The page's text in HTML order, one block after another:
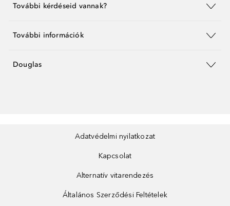
További kérdéseid vannak?
További információk
Douglas
Adatvédelmi nyilatkozat
Kapcsolat
Alternatív vitarendezés
Általános Szerződési Feltételek